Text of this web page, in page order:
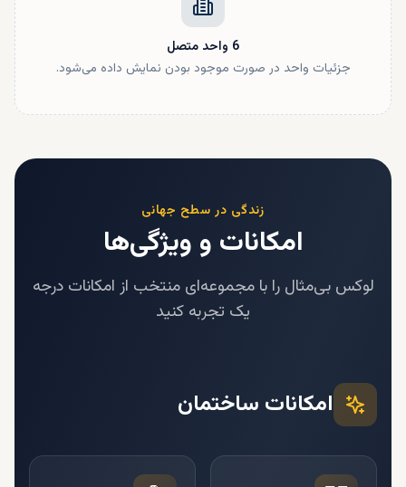
6 واحد متصل
جزئیات واحد در صورت موجود بودن نمایش داده می‌شود.
زندگی در سطح جهانی
امکانات و ویژگی‌ها
لوکس بی‌مثال را با مجموعه‌ای منتخب از امکانات درجه
یک تجربه کنید
امکانات ساختمان